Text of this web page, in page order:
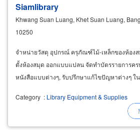
Siamlibrary
Khwang Suan Luang, Khet Suan Luang,
10250
จำหน่ายวัสดุ อุปกรณ์ ครุภัณฑ์ไม้-เหล็กของห้อง
ตั้งห้องสมุด ออกแบบแปลน จัดทำบัตรรายการค
หนังสือแบบต่างๆ, รับปรึกษาแก้ไขปัญหาต่างๆ ใ
Category : Library Equipment & Supplies